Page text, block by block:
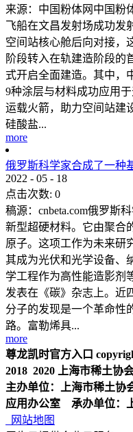
来源：中国粉体网中国粉
飞船在文昌发射场成功发
空间站核心舱后向对接，
阶段转入在轨建造阶段的
式开启全面建造。其中，
9种涂层与材料成功应用
运载火箭，助力空间站建
硅酸盐...
more
俄罗斯科学家合成了一种
2022 - 05 - 18
点击次数: 0
稿源：cnbeta.com俄罗斯
新型超硬材料。它由聚合
原子。这项工作为未来研
其成为光伏和光学设备、
学工程作为高性能造影剂
发表在《碳》杂志上。近
分子的发现是一个革命性
路。富勒烯具...
more
尊龙凯时官方入口
2018 2020 上海市稀土协
主办单位：上海市稀土
应用办公室 承办单位：
网站地图